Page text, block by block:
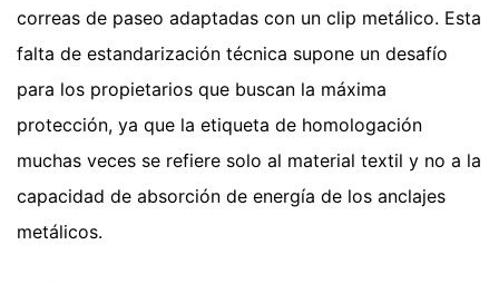
correas de paseo adaptadas con un clip metálico. Esta
falta de estandarización técnica supone un desafío
para los propietarios que buscan la máxima
protección, ya que la etiqueta de homologación
muchas veces se refiere solo al material textil y no a la
capacidad de absorción de energía de los anclajes
metálicos.